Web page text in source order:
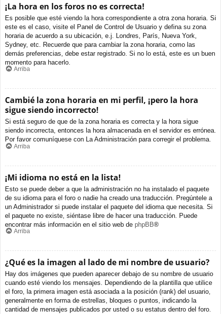
¡La hora en los foros no es correcta!
Es posible que esté viendo la hora correspondiente a otra zona horaria. Si
este es el caso, visite el Panel de Control de Usuario y defina su zona
horaria de acuerdo a su ubicación, e.j. Londres, París, Nueva York,
Sydney, etc. Recuerde que para cambiar la zona horaria, como las
demás preferencias, debe estar registrado. Si no lo está, este es un buen
momento para hacerlo.
Arriba
Cambié la zona horaria en mi perfil, ¡pero la hora
sigue siendo incorrecto!
Si está seguro de que de la zona horaria es correcta y la hora sigue
siendo incorrecta, entonces la hora almacenada en el servidor es errónea.
Por favor comuníquese con La Administración para corregir el problema.
Arriba
¡Mi idioma no está en la lista!
Esto se puede deber a que la administración no ha instalado el paquete
de su idioma para el foro o nadie ha creado una traducción. Pregúntele a
un Administrador si puede instalar el paquete del idioma que necesita. Si
el paquete no existe, siéntase libre de hacer una traducción. Puede
encontrar más información en el sitio web de phpBB®
Arriba
¿Qué es la imagen al lado de mi nombre de usuario?
Hay dos imágenes que pueden aparecer debajo de su nombre de usuario
cuando esté viendo los mensajes. Dependiendo de la plantilla que utilice
el foro, la primera imagen está asociada a la posición (rank) del usuario,
generalmente en forma de estrellas, bloques o puntos, indicando la
cantidad de mensajes publicados por usted o su estatus dentro del foro.